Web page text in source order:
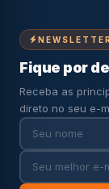
NEWSLETTER
Fique por
Receba as
direto no seu e-